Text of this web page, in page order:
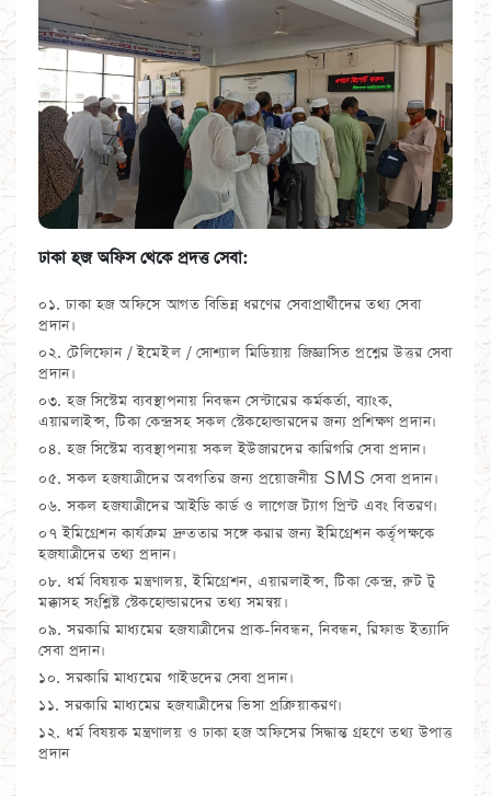
ঢাকা হজ অফিস থেকে প্রদত্ত সেবা:
০১. ঢাকা হজ অফিসে আগত বিভিন্ন ধরণের সেবাপ্রার্থীদের তথ্য সেবা
প্রদান।
০২. টেলিফোন / ইমেইল / সোশ্যাল মিডিয়ায় জিজ্ঞাসিত প্রশ্নের উত্তর সেবা
প্রদান।
০৩. হজ সিস্টেম ব্যবস্থাপনায় নিবন্ধন সেন্টারের কর্মকর্তা, ব্যাংক,
এয়ারলাইন্স, টিকা কেন্দ্রসহ সকল স্টেকহোল্ডারদের জন্য প্রশিক্ষণ প্রদান।
০৪. হজ সিস্টেম ব্যবস্থাপনায় সকল ইউজারদের কারিগরি সেবা প্রদান।
০৫. সকল হজযাত্রীদের অবগতির জন্য প্রয়োজনীয় SMS সেবা প্রদান।
০৬. সকল হজযাত্রীদের আইডি কার্ড ও লাগেজ ট্যাগ প্রিন্ট এবং বিতরণ।
০৭ ইমিগ্রেশন কার্যক্রম দ্রুততার সঙ্গে করার জন্য ইমিগ্রেশন কর্তৃপক্ষকে
হজযাত্রীদের তথ্য প্রদান।
০৮. ধর্ম বিষয়ক মন্ত্রণালয়, ইমিগ্রেশন, এয়ারলাইন্স, টিকা কেন্দ্র, রুট টু
মক্কাসহ সংশ্লিষ্ট স্টেকহোল্ডারদের তথ্য সমন্বয়।
০৯. সরকারি মাধ্যমের হজযাত্রীদের প্রাক-নিবন্ধন, নিবন্ধন, রিফান্ড ইত্যাদি
সেবা প্রদান।
১০. সরকারি মাধ্যমের গাইডদের সেবা প্রদান।
১১. সরকারি মাধ্যমের হজযাত্রীদের ভিসা প্রক্রিয়াকরণ।
১২. ধর্ম বিষয়ক মন্ত্রণালয় ও ঢাকা হজ অফিসের সিদ্ধান্ত গ্রহণে তথ্য উপাত্ত
প্রদান